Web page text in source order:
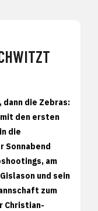
die Zebras:
den ersten
die
Sonnabend
am
und sein
zum
Christian-